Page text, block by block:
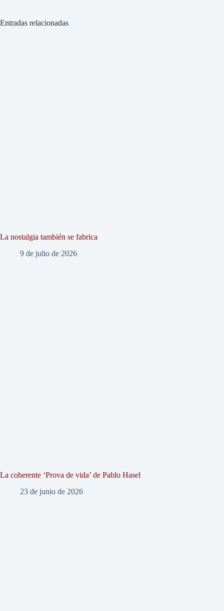
Entradas relacionadas
La nostalgia también se fabrica
9 de julio de 2026
La coherente ‘Prova de vida’ de Pablo Hasel
23 de junio de 2026